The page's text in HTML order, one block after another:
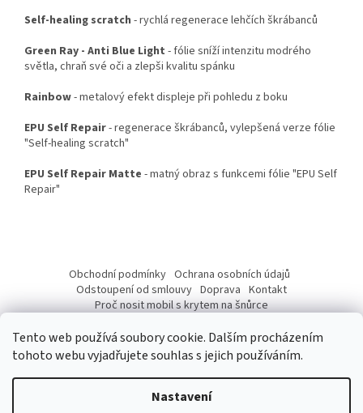
Tento web používá soubory cookie. Dalším procházením
tohoto webu vyjadřujete souhlas s jejich používáním.
Nastavení
Self-healing scratch - rychlá regenerace lehčích škrábanců
Green Ray - Anti Blue Light - fólie sníží intenzitu modrého
světla, chraň své oči a zlepši kvalitu spánku
Rainbow- metalový efekt displeje při pohledu z boku
EPU Self Repair- regenerace škrábanců, vylepšená verze fólie
"Self-healing scratch"
EPU Self Repair Matte - matný obraz s funkcemi fólie "EPU Self
Repair"
a
Obchodní podmínky Ochrana osobních údajů
Odstoupení od smlouvy Doprava Kontakt
Proč nosit mobil s krytem na šnůrce
Vytvořil Shoptet